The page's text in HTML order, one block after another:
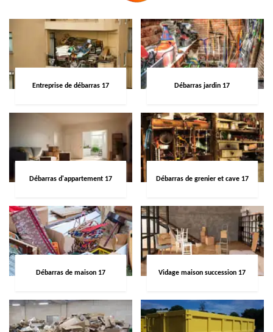
Entreprise de débarras 17 Débarras jardin 17
Débarras d'appartement 17 Débarras de grenier et cave 17
Débarras de maison 17 Vidage maison succession 17